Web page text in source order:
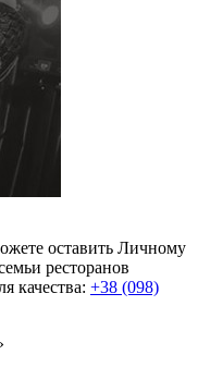
оставить Личному
ресторанов
качества: +38 (098)